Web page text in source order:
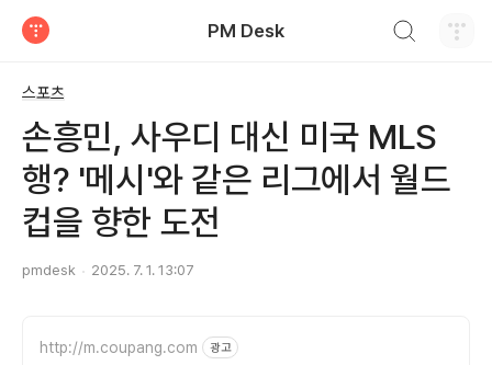
PM Desk
스포츠
손흥민, 사우디 대신 미국 MLS
행? '메시'와 같은 리그에서 월드
컵을 향한 도전
pmdesk 2025. 7. 1. 13:07
http://m.coupang.com 광고